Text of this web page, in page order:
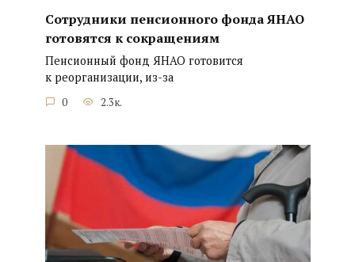
Сотрудники пенсионного фонда ЯНАО
готовятся к сокращениям
Пенсионный фонд ЯНАО готовится
к реорганизации, из-за
0 2.3к.